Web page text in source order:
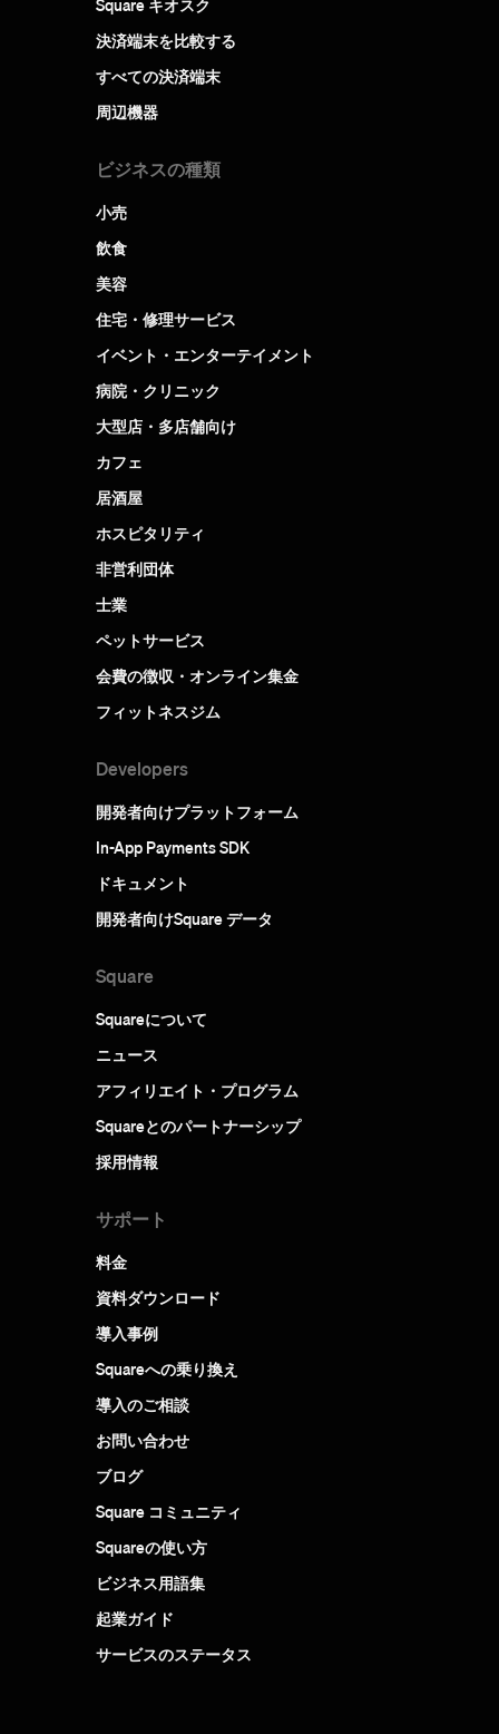
Square キオスク
決済端末を比較する
すべての決済端末
周辺機器
ビジネスの種類
小売
飲食
美容
住宅・修理サービス
イベント・エンターテイメント
病院・クリニック
大型店・多店舗向け
カフェ
居酒屋
ホスピタリティ
非営利団体
士業
ペットサービス
会費の徴収・オンライン集金
フィットネスジム
Developers
開発者向けプラットフォーム
In-App Payments SDK
ドキュメント
開発者向けSquare データ
Square
Squareについて
ニュース
アフィリエイト・プログラム
Squareとのパートナーシップ
採用情報
サポート
料金
資料ダウンロード
導入事例
Squareへの乗り換え
導入のご相談
お問い合わせ
ブログ
Square コミュニティ
Squareの使い方
ビジネス用語集
起業ガイド
サービスのステータス